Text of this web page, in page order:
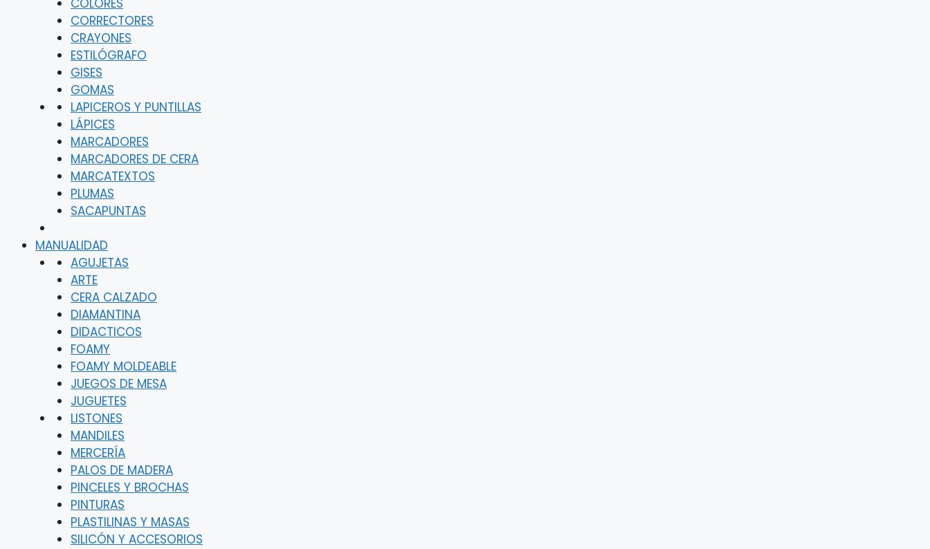
COLORES
CORRECTORES
CRAYONES
ESTILÓGRAFO
GISES
GOMAS
LAPICEROS Y PUNTILLAS
LÁPICES
MARCADORES
MARCADORES DE CERA
MARCATEXTOS
PLUMAS
SACAPUNTAS
MANUALIDAD
AGUJETAS
ARTE
CERA CALZADO
DIAMANTINA
DIDACTICOS
FOAMY
FOAMY MOLDEABLE
JUEGOS DE MESA
JUGUETES
LISTONES
MANDILES
MERCERÍA
PALOS DE MADERA
PINCELES Y BROCHAS
PINTURAS
PLASTILINAS Y MASAS
SILICÓN Y ACCESORIOS